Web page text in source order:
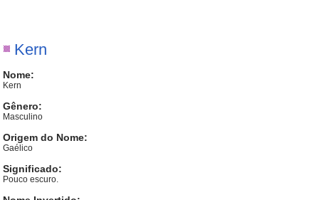
Kern
Nome:
Kern
Gênero:
Masculino
Origem do Nome:
Gaélico
Significado:
Pouco escuro.